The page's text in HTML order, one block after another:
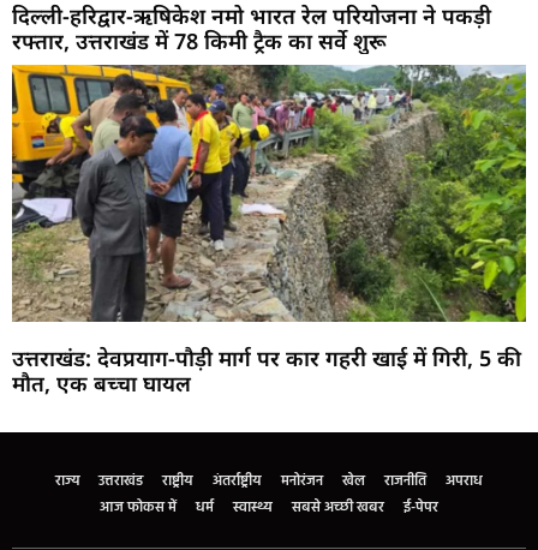
दिल्ली-हरिद्वार-ऋषिकेश नमो भारत रेल परियोजना ने पकड़ी
रफ्तार, उत्तराखंड में 78 किमी ट्रैक का सर्वे शुरू
उत्तराखंड: देवप्रयाग-पौड़ी मार्ग पर कार गहरी खाई में गिरी, 5 की
मौत, एक बच्चा घायल
राज्य उत्तराखंड राष्ट्रीय अंतर्राष्ट्रीय मनोरंजन खेल राजनीति
अपराध
आज फोकस में
धर्म स्वास्थ्य सबसे अच्छी खबर ई-पेपर